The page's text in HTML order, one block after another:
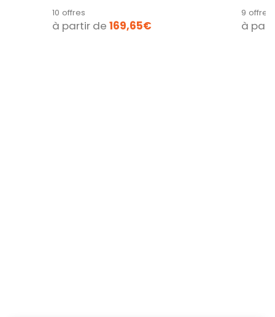
Boost (8200+ MT/s OC),
PCIe 5.0 x16 & 4.0 x16, M.2
Gen5, Wi-FI 7, 5G LAN
DERNIERS PROCESSEURS
RYZEN...
10 offres
à partir de 169,65€
DDR5
x16,
9 offres
à